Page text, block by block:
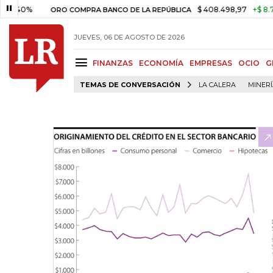
ORO COMPRA BANCO DE LA REPÚBLICA $ 408.498,97 +$ 8.753,81
JUEVES, 06 DE AGOSTO DE 2026
FINANZAS ECONOMÍA EMPRESAS OCIO
TEMAS DE CONVERSACIÓN LA CALERA